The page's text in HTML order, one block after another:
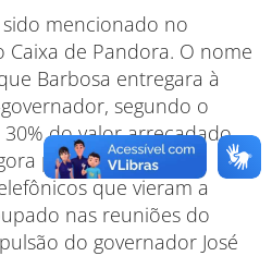
mencionado no
de Pandora. O nome
Barbosa entregara à
segundo o
do valor arrecadado.
personagem das
que vieram a
nas reuniões do
do governador José